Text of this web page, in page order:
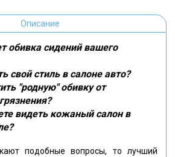
Описание
обивка сидений вашего
свой стиль в салоне авто?
"родную" обивку от
видеть кожаный салон в
подобные вопросы, то лучший